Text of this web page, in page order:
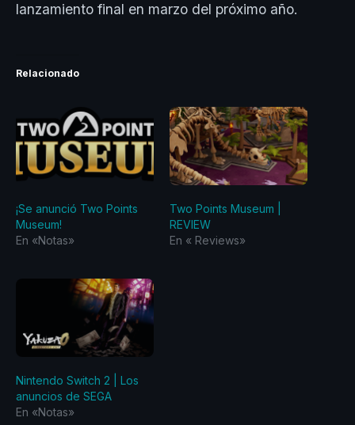
lanzamiento final en marzo del próximo año.
Relacionado
¡Se anunció Two Points
Museum!
En «Notas»
Two Points Museum |
REVIEW
En «‎ Reviews‎»
Nintendo Switch 2 | Los
anuncios de SEGA
En «Notas»